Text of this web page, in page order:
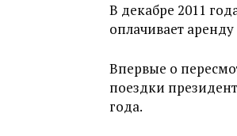
В декабре 2011
оплачивает
Впервые о
поездки
года.